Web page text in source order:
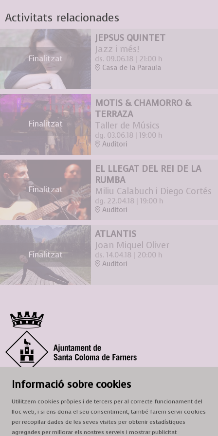
Activitats relacionades
Finalitzat
JEPSUS QUINTET
Jazz i més!
ds. 09.06.18 | 21:00 h
Casa de la Paraula
Finalitzat
MOTIS & CHAMORRO &
TERRAZA
Taller de Músics
dg. 03.06.18
19:00 h
Auditori
Finalitzat
EL LLEGAT DEL REI DE LA
RUMBA
Miliu Calabuch i Diego Cortés
dg. 22.04.18 | 19:00 h
Auditori
Finalitzat
ATLANTIS
Joan Miquel Oliver
ds. 14.04.18 | 20:00 h
Auditori
© Ajuntament de Santa Coloma de Farners
: de dilluns a dissabte, de 9 a 13 h.
Adreça: c. del Prat, 16, 17430 Santa Coloma de Farners
Informació sobre cookies
Utilitzem cookies pròpies i de tercers per al correcte funcionament del
lloc web, i si ens dona el seu consentiment, també farem servir cookies
per recopilar dades de les seves visites per obtenir estadístiques
agregades per millorar els nostres serveis i mostrar publicitat